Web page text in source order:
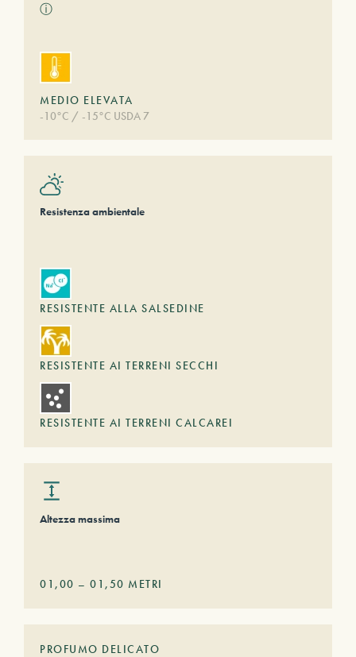
ⓘ
MEDIO ELEVATA
-10°C / -15°C USDA 7
Resistenza ambientale
RESISTENTE ALLA SALSEDINE
RESISTENTE AI TERRENI SECCHI
RESISTENTE AI TERRENI CALCAREI
Altezza massima
01,00 – 01,50 METRI
PROFUMO DELICATO